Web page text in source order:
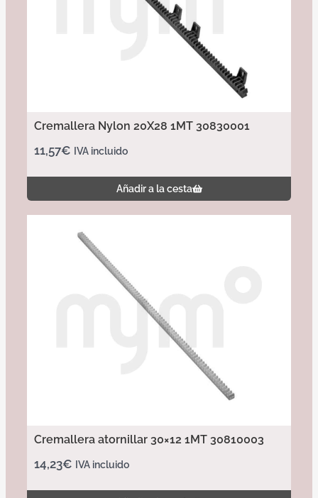
Cremallera Nylon 20X28 1MT 30830001
11,57€ IVA incluido
Añadir a la cesta
Cremallera atornillar 30×12 1MT 30810003
14,23€ IVA incluido